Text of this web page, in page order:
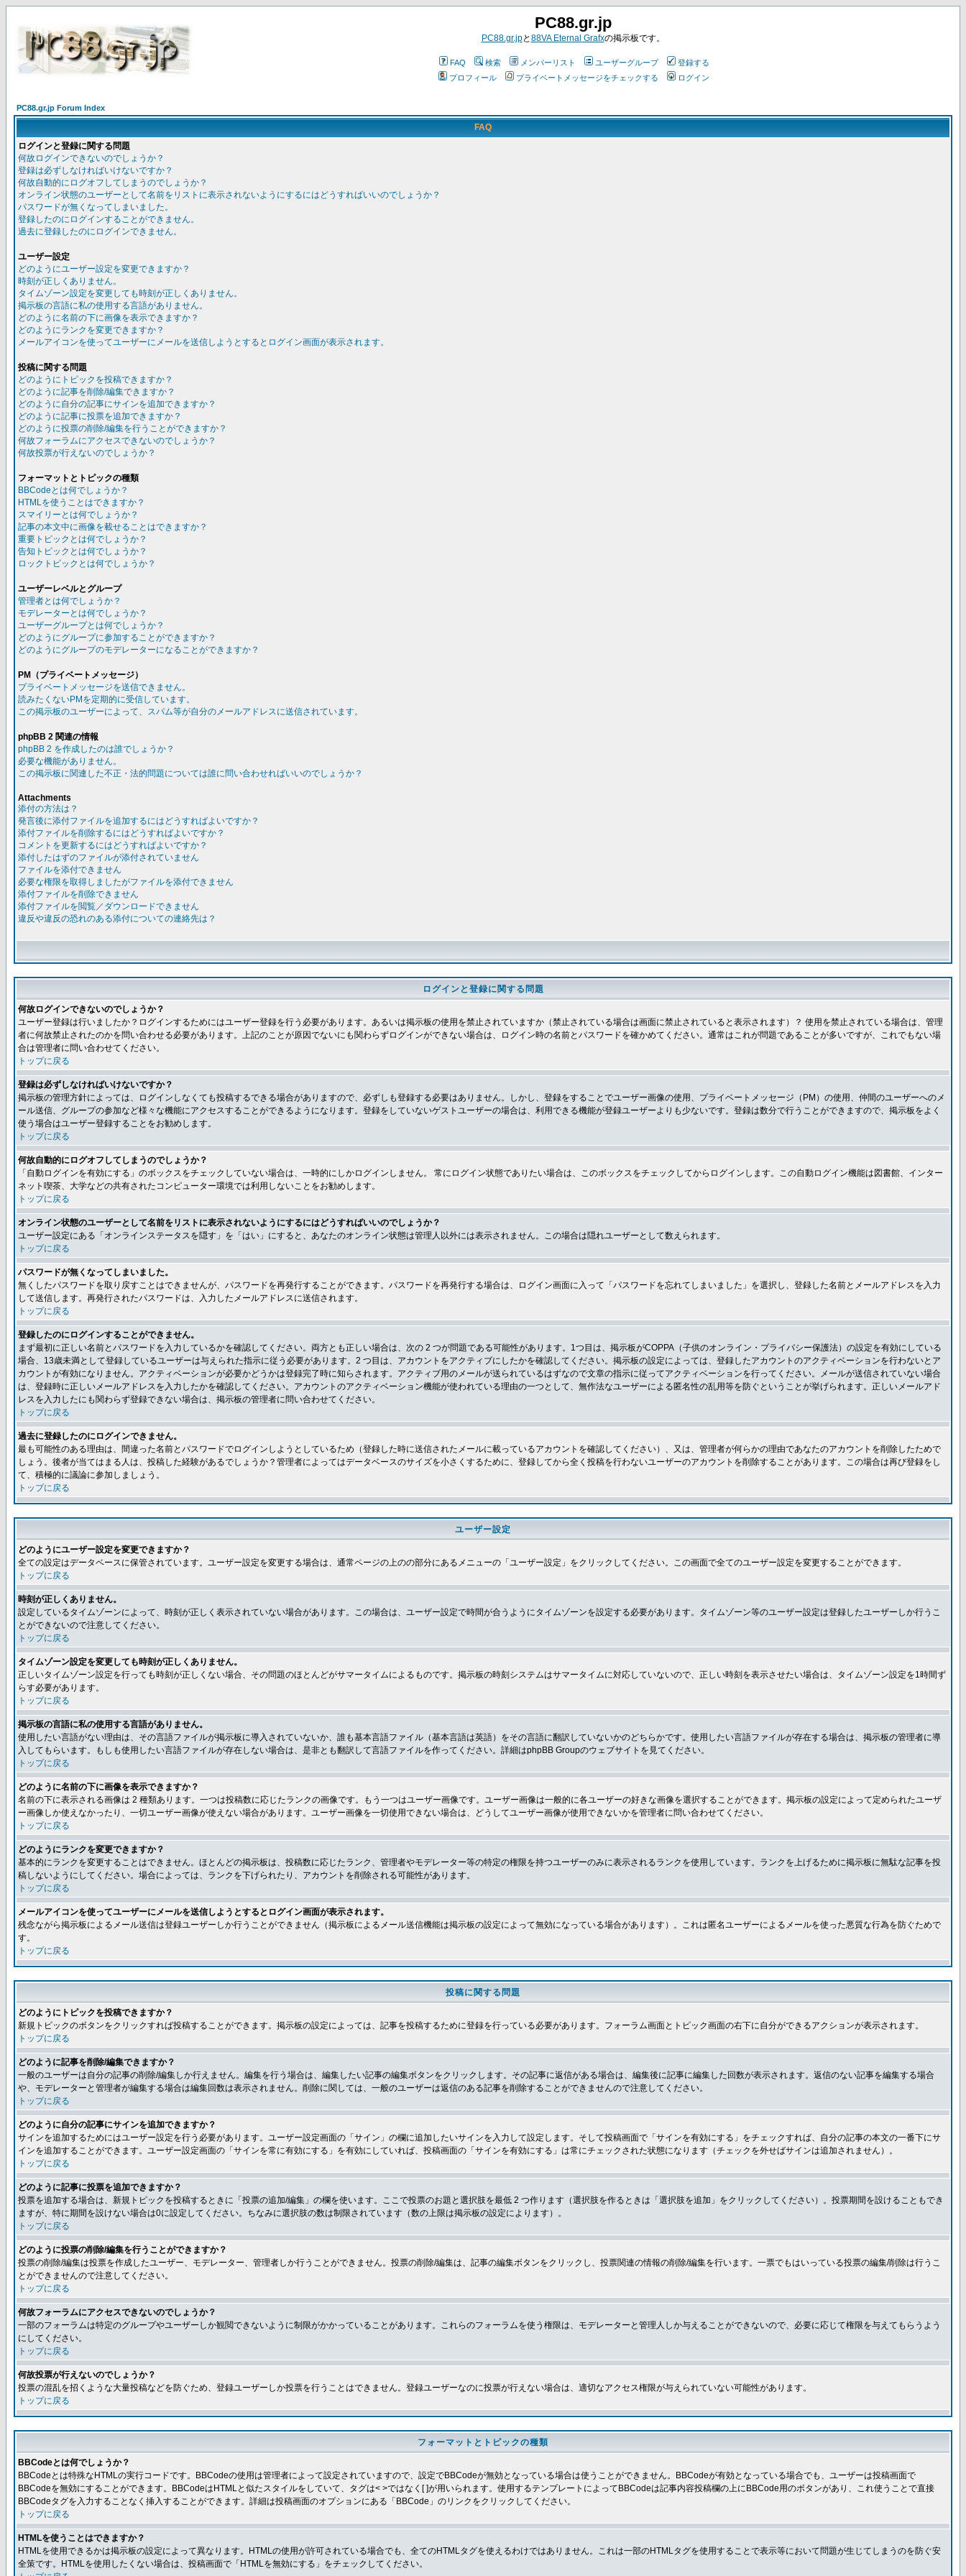
PC88.gr.jp
PC88.gr.jpと88VA Eternal Grafxの掲示板です。
FAQ 検索 メンバーリスト ユーザーグループ
登録する
プロフィール
プライベートメッセージをチェックする ログイン
PC88.gr.jp Forum Index
FAQ
ログインと登録に関する問題
何故ログインできないのでしょうか？
登録は必ずしなければいけないですか？
何故自動的にログオフしてしまうのでしょうか？
オンライン状態のユーザーとして名前をリストに表示されないようにするにはどうすればいいのでしょうか？
パスワードが無くなってしまいました。
登録したのにログインすることができません。
過去に登録したのにログインできません。
ユーザー設定
どのようにユーザー設定を変更できますか？
時刻が正しくありません。
タイムゾーン設定を変更しても時刻が正しくありません。
掲示板の言語に私の使用する言語がありません。
どのように名前の下に画像を表示できますか？
どのようにランクを変更できますか？
メールアイコンを使ってユーザーにメールを送信しようとするとログイン画面が表示されます。
投稿に関する問題
どのようにトピックを投稿できますか？
どのように記事を削除/編集できますか？
どのように自分の記事にサインを追加できますか？
どのように記事に投票を追加できますか？
どのように投票の削除/編集を行うことができますか？
何故フォーラムにアクセスできないのでしょうか？
何故投票が行えないのでしょうか？
フォーマットとトピックの種類
BBCodeとは何でしょうか？
HTMLを使うことはできますか？
スマイリーとは何でしょうか？
記事の本文中に画像を載せることはできますか？
重要トピックとは何でしょうか？
告知トピックとは何でしょうか？
ロックトピックとは何でしょうか？
ユーザーレベルとグループ
管理者とは何でしょうか？
モデレーターとは何でしょうか？
ユーザーグループとは何でしょうか？
どのようにグループに参加することができますか？
どのようにグループのモデレーターになることができますか？
PM（プライベートメッセージ）
プライベートメッセージを送信できません。
読みたくないPMを定期的に受信しています。
この掲示板のユーザーによって、スパム等が自分のメールアドレスに送信されています。
phpBB 2 関連の情報
phpBB 2 を作成したのは誰でしょうか？
必要な機能がありません。
この掲示板に関連した不正・法的問題については誰に問い合わせればいいのでしょうか？
Attachments
添付の方法は？
発言後に添付ファイルを追加するにはどうすればよいですか？
添付ファイルを削除するにはどうすればよいですか？
コメントを更新するにはどうすればよいですか？
添付したはずのファイルが添付されていません
ファイルを添付できません
必要な権限を取得しましたがファイルを添付できません
添付ファイルを削除できません
添付ファイルを閲覧／ダウンロードできません
違反や違反の恐れのある添付についての連絡先は？
ログインと登録に関する問題
何故ログインできないのでしょうか？
ユーザー登録は行いましたか？ログインするためにはユーザー登録を行う必要があります。あるいは掲示板の使用を禁止されていますか（禁止されている場合は画面に禁止されていると表示されます）？ 使用を禁止されている場合は、管理
者に何故禁止されたのかを問い合わせる必要があります。上記のことが原因でないにも関わらずログインができない場合は、ログイン時の名前とパスワードを確かめてください。通常はこれが問題であることが多いですが、これでもない場
合は管理者に問い合わせてください。
トップに戻る
登録は必ずしなければいけないですか？
掲示板の管理方針によっては、ログインしなくても投稿するできる場合がありますので、必ずしも登録する必要はありません。しかし、登録をすることでユーザー画像の使用、プライベートメッセージ（PM）の使用、仲間のユーザーへのメ
ール送信、グループの参加など様々な機能にアクセスすることができるようになります。登録をしていないゲストユーザーの場合は、利用できる機能が登録ユーザーよりも少ないです。登録は数分で行うことができますので、掲示板をよく
使う場合はユーザー登録することをお勧めします。
トップに戻る
何故自動的にログオフしてしまうのでしょうか？
「自動ログインを有効にする」のボックスをチェックしていない場合は、一時的にしかログインしません。 常にログイン状態でありたい場合は、このボックスをチェックしてからログインします。この自動ログイン機能は図書館、インター
ネット喫茶、大学などの共有されたコンピューター環境では利用しないことをお勧めします。
トップに戻る
オンライン状態のユーザーとして名前をリストに表示されないようにするにはどうすればいいのでしょうか？
ユーザー設定にある「オンラインステータスを隠す」を「はい」にすると、あなたのオンライン状態は管理人以外には表示されません。この場合は隠れユーザーとして数えられます。
トップに戻る
パスワードが無くなってしまいました。
無くしたパスワードを取り戻すことはできませんが、パスワードを再発行することができます。パスワードを再発行する場合は、ログイン画面に入って「パスワードを忘れてしまいました」を選択し、登録した名前とメールアドレスを入力
して送信します。再発行されたパスワードは、入力したメールアドレスに送信されます。
トップに戻る
登録したのにログインすることができません。
まず最初に正しい名前とパスワードを入力しているかを確認してください。両方とも正しい場合は、次の 2 つが問題である可能性があります。1つ目は、掲示板がCOPPA（子供のオンライン・プライバシー保護法）の設定を有効にしている
場合、13歳未満として登録しているユーザーは与えられた指示に従う必要があります。2 つ目は、アカウントをアクティブにしたかを確認してください。掲示板の設定によっては、登録したアカウントのアクティベーションを行わないとア
カウントが有効になりません。アクティベーションが必要かどうかは登録完了時に知らされます。アクティブ用のメールが送られているはずなので文章の指示に従ってアクティベーションを行ってください。メールが送信されていない場合
は、登録時に正しいメールアドレスを入力したかを確認してください。アカウントのアクティベーション機能が使われている理由の一つとして、無作法なユーザーによる匿名性の乱用等を防ぐということが挙げられます。正しいメールアド
レスを入力したにも関わらず登録できない場合は、掲示板の管理者に問い合わせてください。
トップに戻る
過去に登録したのにログインできません。
最も可能性のある理由は、間違った名前とパスワードでログインしようとしているため（登録した時に送信されたメールに載っているアカウントを確認してください）、又は、管理者が何らかの理由であなたのアカウントを削除したためで
しょう。後者が当てはまる人は、投稿した経験があるでしょうか？管理者によってはデータベースのサイズを小さくするために、登録してから全く投稿を行わないユーザーのアカウントを削除することがあります。この場合は再び登録をし
て、積極的に議論に参加しましょう。
トップに戻る
ユーザー設定
どのようにユーザー設定を変更できますか？
全ての設定はデータベースに保管されています。ユーザー設定を変更する場合は、通常ページの上のの部分にあるメニューの「ユーザー設定」をクリックしてください。この画面で全てのユーザー設定を変更することができます。
トップに戻る
時刻が正しくありません。
設定しているタイムゾーンによって、時刻が正しく表示されていない場合があります。この場合は、ユーザー設定で時間が合うようにタイムゾーンを設定する必要があります。タイムゾーン等のユーザー設定は登録したユーザーしか行うこ
とができないので注意してください。
トップに戻る
タイムゾーン設定を変更しても時刻が正しくありません。
正しいタイムゾーン設定を行っても時刻が正しくない場合、その問題のほとんどがサマータイムによるものです。掲示板の時刻システムはサマータイムに対応していないので、正しい時刻を表示させたい場合は、タイムゾーン設定を1時間ず
らす必要があります。
トップに戻る
掲示板の言語に私の使用する言語がありません。
使用したい言語がない理由は、その言語ファイルが掲示板に導入されていないか、誰も基本言語ファイル（基本言語は英語）をその言語に翻訳していないかのどちらかです。使用したい言語ファイルが存在する場合は、掲示板の管理者に導
入してもらいます。もしも使用したい言語ファイルが存在しない場合は、是非とも翻訳して言語ファイルを作ってください。詳細はphpBB Groupのウェブサイトを見てください。
トップに戻る
どのように名前の下に画像を表示できますか？
名前の下に表示される画像は 2 種類あります。一つは投稿数に応じたランクの画像です。もう一つはユーザー画像です。ユーザー画像は一般的に各ユーザーの好きな画像を選択することができます。掲示板の設定によって定められたユーザ
ー画像しか使えなかったり、一切ユーザー画像が使えない場合があります。ユーザー画像を一切使用できない場合は、どうしてユーザー画像が使用できないかを管理者に問い合わせてください。
トップに戻る
どのようにランクを変更できますか？
基本的にランクを変更することはできません。ほとんどの掲示板は、投稿数に応じたランク、管理者やモデレーター等の特定の権限を持つユーザーのみに表示されるランクを使用しています。ランクを上げるために掲示板に無駄な記事を投
稿しないようにしてください。場合によっては、ランクを下げられたり、アカウントを削除される可能性があります。
トップに戻る
メールアイコンを使ってユーザーにメールを送信しようとするとログイン画面が表示されます。
残念ながら掲示板によるメール送信は登録ユーザーしか行うことができません（掲示板によるメール送信機能は掲示板の設定によって無効になっている場合があります）。これは匿名ユーザーによるメールを使った悪質な行為を防ぐためで
す。
トップに戻る
投稿に関する問題
どのようにトピックを投稿できますか？
新規トピックのボタンをクリックすれば投稿することができます。掲示板の設定によっては、記事を投稿するために登録を行っている必要があります。フォーラム画面とトピック画面の右下に自分ができるアクションが表示されます。
トップに戻る
どのように記事を削除/編集できますか？
一般のユーザーは自分の記事の削除/編集しか行えません。編集を行う場合は、編集したい記事の編集ボタンをクリックします。その記事に返信がある場合は、編集後に記事に編集した回数が表示されます。返信のない記事を編集する場合
や、モデレーターと管理者が編集する場合は編集回数は表示されません。削除に関しては、一般のユーザーは返信のある記事を削除することができませんので注意してください。
トップに戻る
どのように自分の記事にサインを追加できますか？
サインを追加するためにはユーザー設定を行う必要があります。ユーザー設定画面の「サイン」の欄に追加したいサインを入力して設定します。そして投稿画面で「サインを有効にする」をチェックすれば、自分の記事の本文の一番下にサ
インを追加することができます。ユーザー設定画面の「サインを常に有効にする」を有効にしていれば、投稿画面の「サインを有効にする」は常にチェックされた状態になります（チェックを外せばサインは追加されません）。
トップに戻る
どのように記事に投票を追加できますか？
投票を追加する場合は、新規トピックを投稿するときに「投票の追加/編集」の欄を使います。ここで投票のお題と選択肢を最低 2 つ作ります（選択肢を作るときは「選択肢を追加」をクリックしてください）。投票期間を設けることもでき
ますが、特に期間を設けない場合は0に設定してください。ちなみに選択肢の数は制限されています（数の上限は掲示板の設定によります）。
トップに戻る
どのように投票の削除/編集を行うことができますか？
投票の削除/編集は投票を作成したユーザー、モデレーター、管理者しか行うことができません。投票の削除/編集は、記事の編集ボタンをクリックし、投票関連の情報の削除/編集を行います。一票でもはいっている投票の編集/削除は行うこ
とができませんので注意してください。
トップに戻る
何故フォーラムにアクセスできないのでしょうか？
一部のフォーラムは特定のグループやユーザーしか観閲できないように制限がかかっていることがあります。これらのフォーラムを使う権限は、モデレーターと管理人しか与えることができないので、必要に応じて権限を与えてもらうよう
にしてください。
トップに戻る
何故投票が行えないのでしょうか？
投票の混乱を招くような大量投稿などを防ぐため、登録ユーザーしか投票を行うことはできません。登録ユーザーなのに投票が行えない場合は、適切なアクセス権限が与えられていない可能性があります。
トップに戻る
フォーマットとトピックの種類
BBCodeとは何でしょうか？
BBCodeとは特殊なHTMLの実行コードです。BBCodeの使用は管理者によって設定されていますので、設定でBBCodeが無効となっている場合は使うことができません。BBCodeが有効となっている場合でも、ユーザーは投稿画面で
BBCodeを無効にすることができます。BBCodeはHTMLと似たスタイルをしていて、タグは< >ではなく[ ]が用いられます。使用するテンプレートによってBBCodeは記事内容投稿欄の上にBBCode用のボタンがあり、これ使うことで直接
BBCodeタグを入力することなく挿入することができます。詳細は投稿画面のオプションにある「BBCode」のリンクをクリックしてください。
トップに戻る
HTMLを使うことはできますか？
HTMLを使用できるかは掲示板の設定によって異なります。HTMLの使用が許可されている場合でも、全てのHTMLタグを使えるわけではありません。これは一部のHTMLタグを使用することで表示等において問題が生じてしまうのを防ぐ安
全策です。HTMLを使用したくない場合は、投稿画面で「HTMLを無効にする」をチェックしてください。